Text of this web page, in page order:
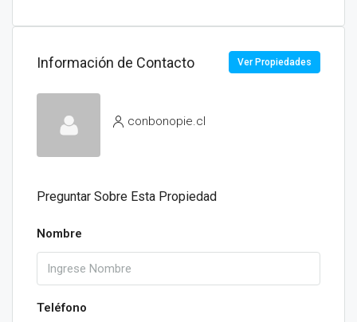
Información de Contacto Ver Propiedades
conbonopie.cl
Preguntar Sobre Esta Propiedad
Nombre
Teléfono